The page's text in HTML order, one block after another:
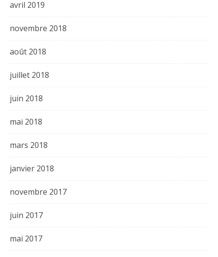
avril 2019
novembre 2018
août 2018
juillet 2018
juin 2018
mai 2018
mars 2018
janvier 2018
novembre 2017
juin 2017
mai 2017